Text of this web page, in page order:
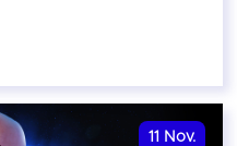
11 Nov.